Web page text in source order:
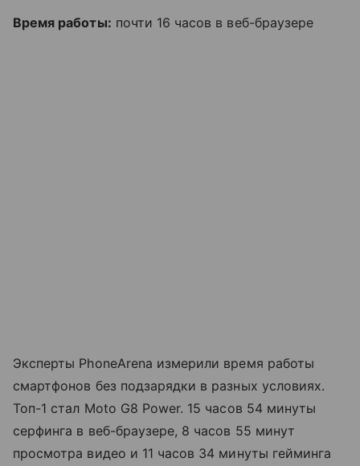
Время работы: почти 16 часов в веб-браузере
Эксперты PhoneArena измерили время работы
смартфонов без подзарядки в разных условиях.
Топ-1 стал Moto G8 Power. 15 часов 54 минуты
серфинга в веб-браузере, 8 часов 55 минут
просмотра видео и 11 часов 34 минуты гейминга